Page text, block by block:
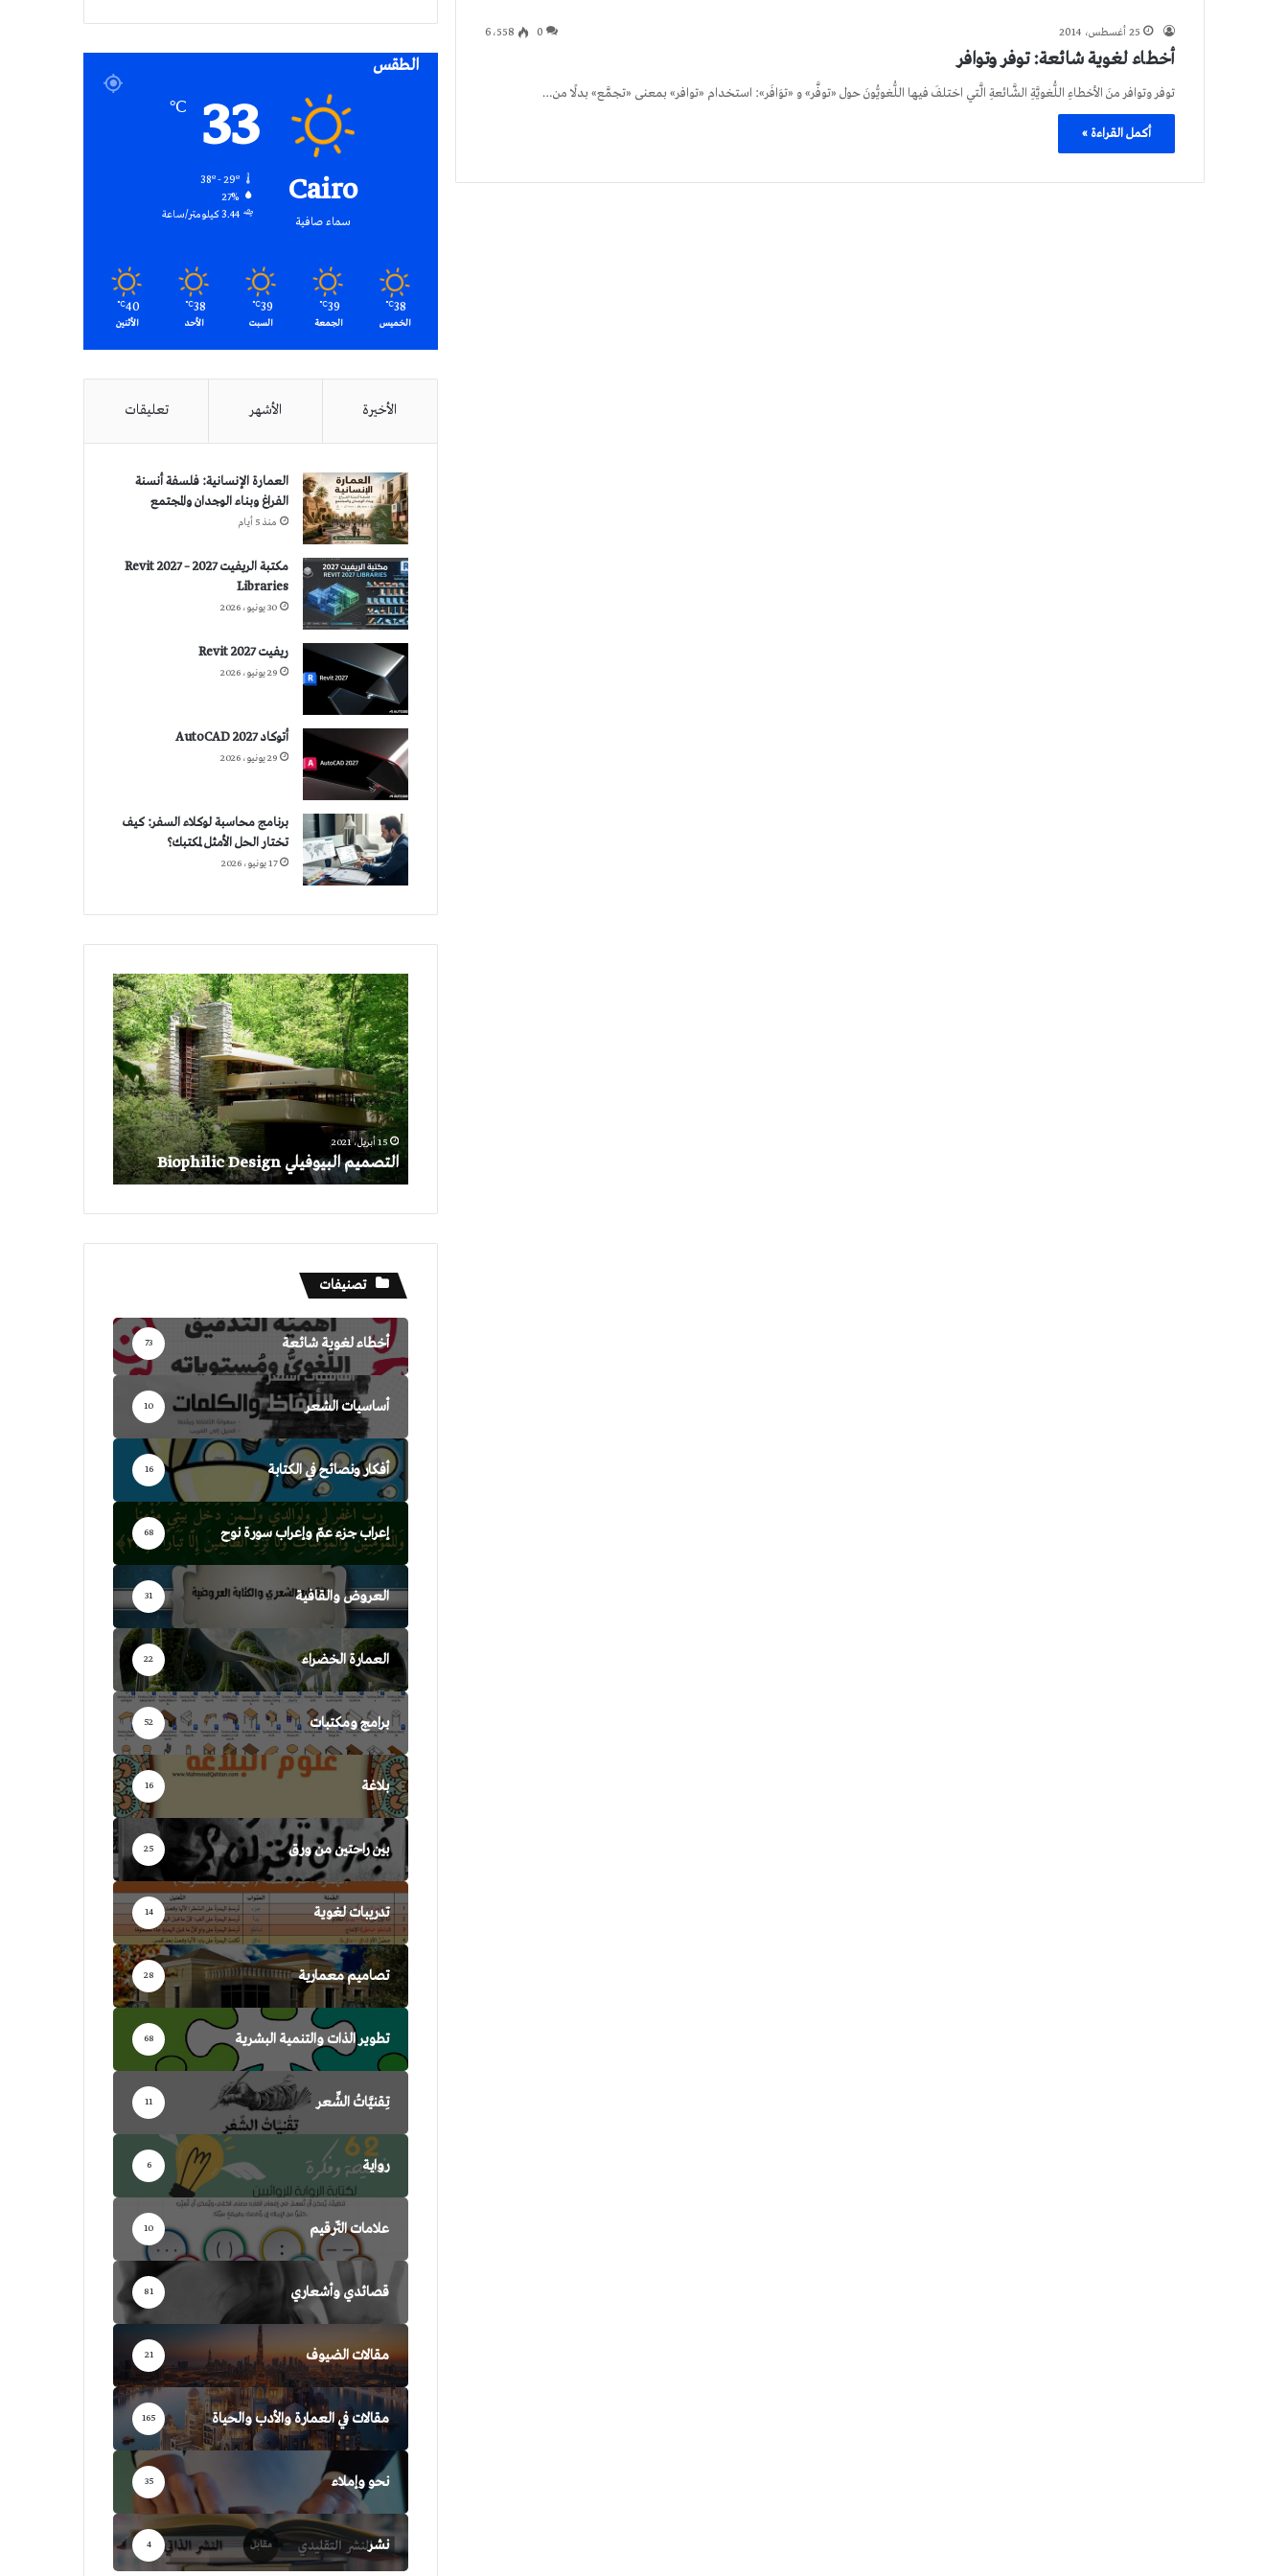
25 أغسطس، 2014 0 6٬558
أخطاء لغوية شائعة: توفر وتوافر
توفر وتوافر منَ الأخطاءِ اللُّغويَّةِ الشَّائعةِ الَّتي اختلفَ فيها اللُّغويُّونَ حول «توفَّر» و «توَافَر»: استخدام «توافر» بمعنى «تجمَّع» بدلًا من…
أكمل القراءة »
الطقس
Cairo
سماء صافية
33
℃
38º - 29º
27%
3.44 كيلومتر/ساعة
38
℃
الخميس
39
℃
الجمعة
39
℃
السبت
38
℃
الأحد
40
℃
الأثنين
الأخيرة الأشهر تعليقات
العمارة الإنسانية: فلسفة أنسنة
الفراغ وبناء الوجدان والمجتمع
منذ 5 أيام
مكتبة الريفيت 2027 – Revit 2027
Libraries
30 يونيو، 2026
ريفيت 2027 Revit
29 يونيو، 2026
أتوكاد 2027 AutoCAD
29 يونيو، 2026
برنامج محاسبة لوكلاء السفر: كيف
تختار الحل الأمثل لمكتبك؟
17 يونيو، 2026
التصميم
البيوفيلي
Biophilic
Design
15 أبريل، 2021
التصميم البيوفيلي Biophilic Design
تصنيفات
أخطاء لغوية شائعة 73
أساسيات الشعر 10
أفكار ونصائح في الكتابة 16
إعراب جزء عمّ وإعراب سورة نوح 68
العروض والقافية 31
العمارة الخضراء 22
برامج ومكتبات 52
بلاغة 16
بين راحتين من ورق 25
تدريبات لغوية 14
تصاميم معمارية 28
تطوير الذات والتنمية البشرية 68
تِقنيَّاتُ الشِّعر 11
رواية 6
علامات التّرقيم 10
قصائدي وأشعاري 81
مقالات الضيوف 21
مقالات في العمارة والأدب والحياة 165
نحو وإملاء 35
نشر 4